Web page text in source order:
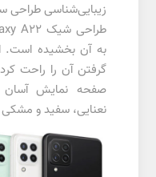
زیبایی‌شناسی طراحی
به آن بخشیده است.
گرفتن آن را راحت
صفحه نمایش آسان
نعنایی، سفید و مشکی